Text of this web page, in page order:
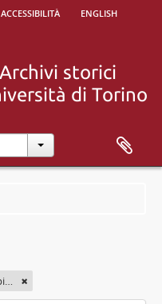
accessibilità
english
Società di mutuo soccorso per gli impiegati